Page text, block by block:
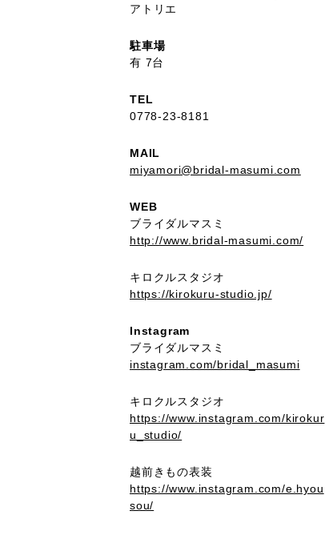
アトリエ
駐車場
有 7台
TEL
0778-23-8181
MAIL
miyamori@bridal-masumi.com
WEB
ブライダルマスミ
http://www.bridal-masumi.com/
キロクルスタジオ
https://kirokuru-studio.jp/
Instagram
ブライダルマスミ
instagram.com/bridal_masumi
キロクルスタジオ
https://www.instagram.com/kirokur
u_studio/
越前きもの表装
https://www.instagram.com/e.hyou
sou/